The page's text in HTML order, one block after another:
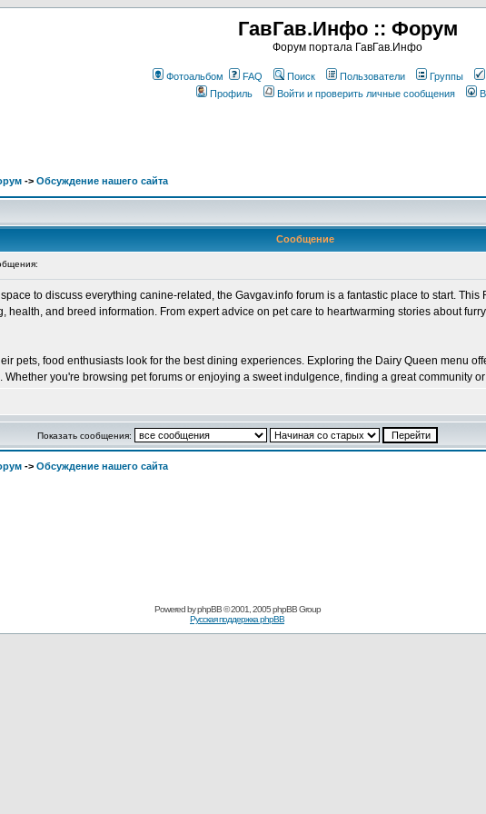
ГавГав.Инфо :: Форум
Форум портала ГавГав.Инфо
Фотоальбом FAQ Поиск Пользователи Группы
Профиль
Войти и проверить личные сообщения
-> Обсуждение нашего сайта
Сообщение
to discuss everything canine-related, the Gavgav.info forum is a fantastic place to start.
health, and breed information. From expert advice on pet care to heartwarming stories about
pets, food enthusiasts look for the best dining experiences. Exploring the Dairy Queen menu
Whether you're browsing pet forums or enjoying a sweet indulgence, finding a great community
Показать сообщения:
-> Обсуждение нашего сайта
Powered byphpBB© 2001, 2005 phpBB Group
Русская поддержка phpBB